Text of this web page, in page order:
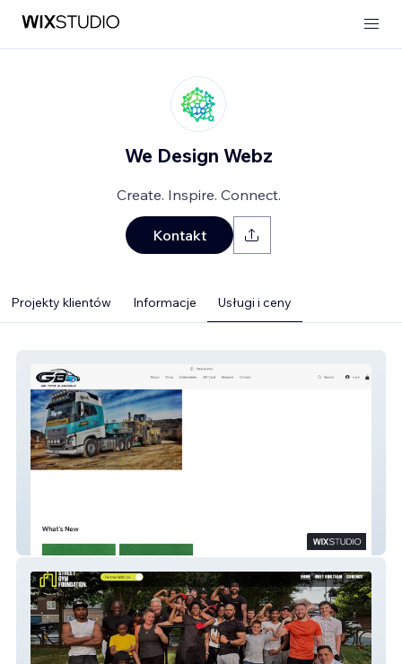
We Design Webz
Create. Inspire. Connect.
Kontakt
Projekty klientów Informacje Usługi i ceny
GB Toys & Models